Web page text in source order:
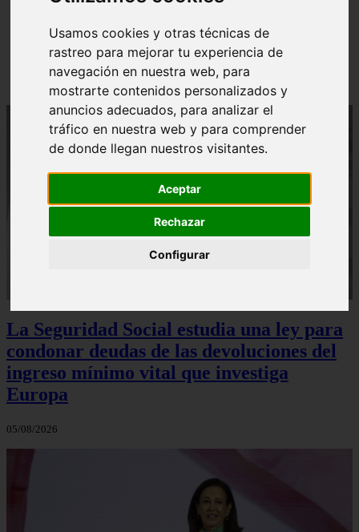
Usamos cookies y otras técnicas de
rastreo para mejorar tu experiencia de
navegación en nuestra web, para
mostrarte contenidos personalizados y
anuncios adecuados, para analizar el
tráfico en nuestra web y para comprender
de donde llegan nuestros visitantes.
Aceptar
Rechazar
Configurar
Sturzenegger, ministro estrella de Milei, corona su
gran obra
La Seguridad Social estudia una ley para
condonar deudas de las devoluciones del
ingreso mínimo vital que investiga
Europa
05/08/2026